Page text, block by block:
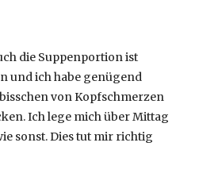
die Suppenportion ist
und ich habe genügend
von Kopfschmerzen
Ich lege mich über Mittag
sonst. Dies tut mir richtig